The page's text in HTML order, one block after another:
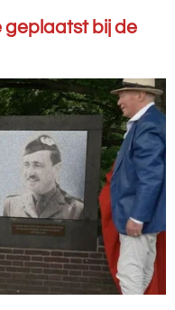
geplaatst bij de